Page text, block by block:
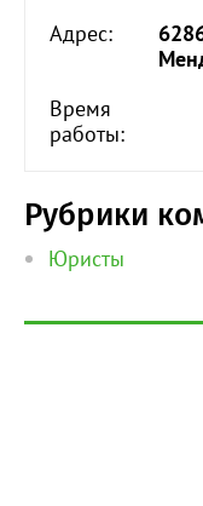
Адрес:
Время
работы:
Рубрики
Юристы